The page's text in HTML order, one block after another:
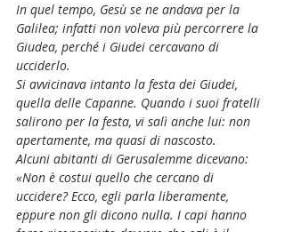
In quel tempo, Gesù se ne andava per la
Galilea; infatti non voleva più percorrere la
Giudea, perché i Giudei cercavano di
ucciderlo.
Si avvicinava intanto la festa dei Giudei,
quella delle Capanne. Quando i suoi fratelli
salirono per la festa, vi salì anche lui: non
apertamente, ma quasi di nascosto.
Alcuni abitanti di Gerusalemme dicevano:
«Non è costui quello che cercano di
uccidere? Ecco, egli parla liberamente,
eppure non gli dicono nulla. I capi hanno